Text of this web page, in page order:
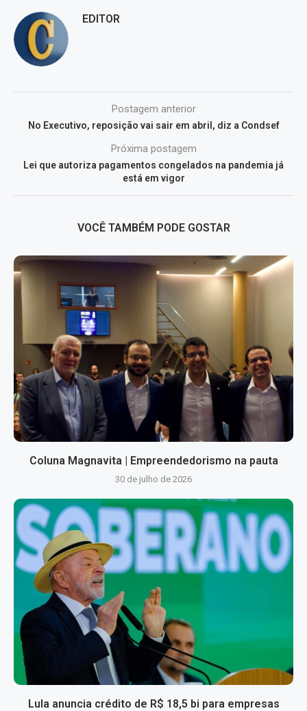
EDITOR
Postagem anterior
No Executivo, reposição vai sair em abril, diz a Condsef
Próxima postagem
Lei que autoriza pagamentos congelados na pandemia já
está em vigor
VOCÊ TAMBÉM PODE GOSTAR
Coluna Magnavita | Empreendedorismo na pauta
30 de julho de 2026
Lula anuncia crédito de R$ 18,5 bi para empresas